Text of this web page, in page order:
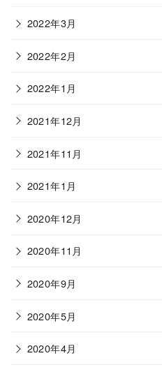
2022年3月
2022年2月
2022年1月
2021年12月
2021年11月
2021年1月
2020年12月
2020年11月
2020年9月
2020年5月
2020年4月